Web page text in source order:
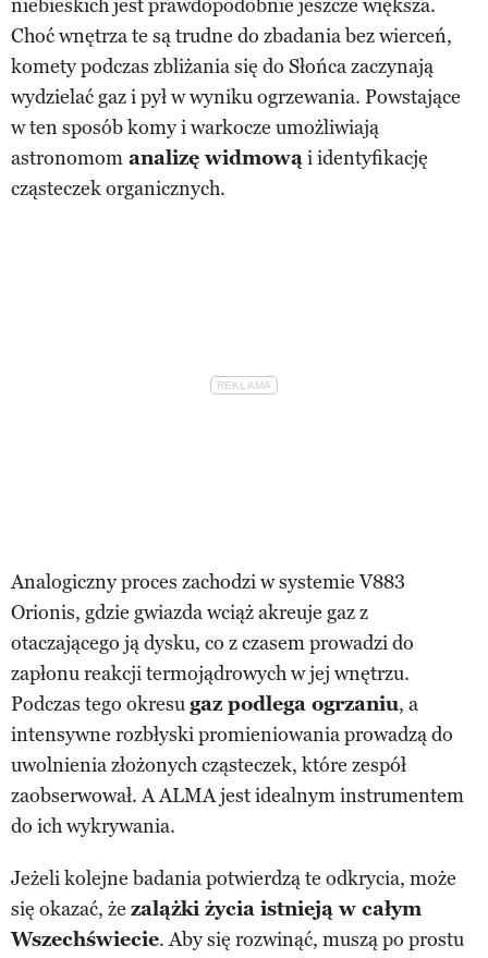
niebieskich jest prawdopodobnie jeszcze większa.
Choć wnętrza te są trudne do zbadania bez wierceń,
komety podczas zbliżania się do Słońca zaczynają
wydzielać gaz i pył w wyniku ogrzewania. Powstające
w ten sposób komy i warkocze umożliwiają
astronomom analizę widmowąi identyfikację
cząsteczek organicznych.
Analogiczny proces zachodzi w systemie V883
Orionis, gdzie gwiazda wciąż akreuje gaz z
otaczającego ją dysku, co z czasem prowadzi do
zapłonu reakcji termojądrowych w jej wnętrzu.
Podczas tego okresugaz podlega ogrzaniu, a
intensywne rozbłyski promieniowania prowadzą do
uwolnienia złożonych cząsteczek, które zespół
zaobserwował. A ALMA jest idealnym instrumentem
do ich wykrywania.
Jeżeli kolejne badania potwierdzą te odkrycia, może
się okazać, że zalążki życia istnieją w całym
Wszechświecie. Aby się rozwinąć, muszą po prostu